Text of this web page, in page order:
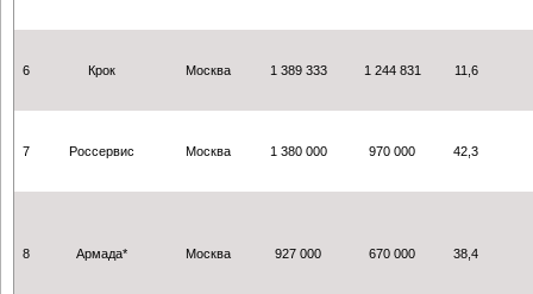
6 Крок Москва 1 389 333 1 244 831 11,6
7 Россервис Москва 1 380 000 970 000 42,3
8 Армада* Москва 927 000 670 000 38,4